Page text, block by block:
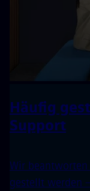
Häufig
Support
Wir
gestellt werden